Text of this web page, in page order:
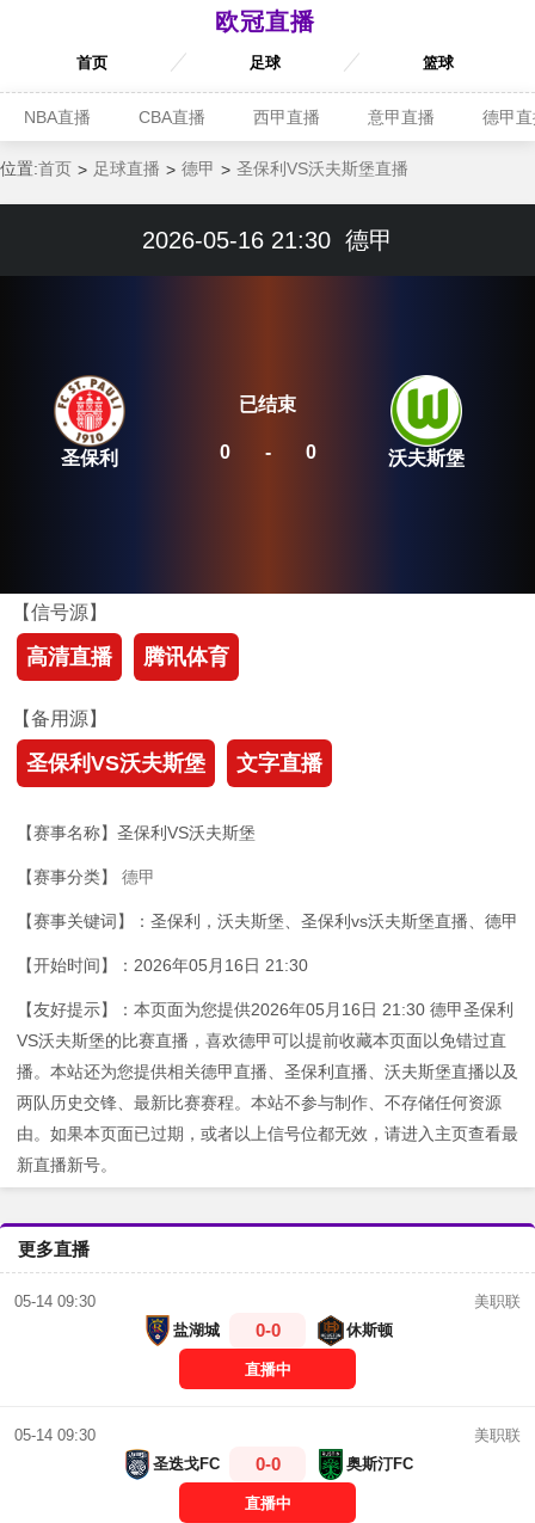
欧冠直播
首页 足球 篮球
NBA直播 CBA直播 西甲直播 意甲直播 德甲
位置:首页 足球直播 德甲 圣保利VS沃夫斯堡直播
2026-05-16 21:30 德甲
圣保利 0 - 0
已结束
沃夫斯堡
【信号源】
高清直播 腾讯体育
【备用源】
圣保利VS沃夫斯堡 文字直播
【赛事名称】圣保利VS沃夫斯堡
【赛事分类】 德甲
【赛事关键词】：圣保利，沃夫斯堡、圣保利vs沃夫斯堡直播、德甲
【开始时间】：2026年05月16日 21:30
【友好提示】：本页面为您提供2026年05月16日 21:30 德甲圣保利
VS沃夫斯堡的比赛直播，喜欢德甲可以提前收藏本页面以免错过直
播。本站还为您提供相关德甲直播、圣保利直播、沃夫斯堡直播以及
两队历史交锋、最新比赛赛程。本站不参与制作、不存储任何资源
由。如果本页面已过期，或者以上信号位都无效，请进入主页查看最
新直播新号。
更多直播
05-14 09:30
美职联
盐湖城
0-0 休斯顿
直播中
05-14 09:30
美职联
圣迭戈FC
0-0 奥斯汀FC
直播中